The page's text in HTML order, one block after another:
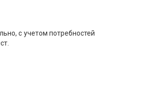
с учетом потребностей